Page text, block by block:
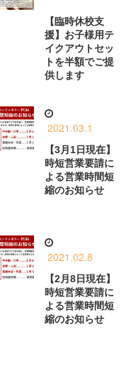
【臨時休校支
援】お子様用テ
イクアウトセッ
トを半額でご提
供します
2021.03.1
【3月1日現在】
時短営業要請に
よる営業時間短
縮のお知らせ
2021.02.8
【2月8日現在】
時短営業要請に
よる営業時間短
縮のお知らせ